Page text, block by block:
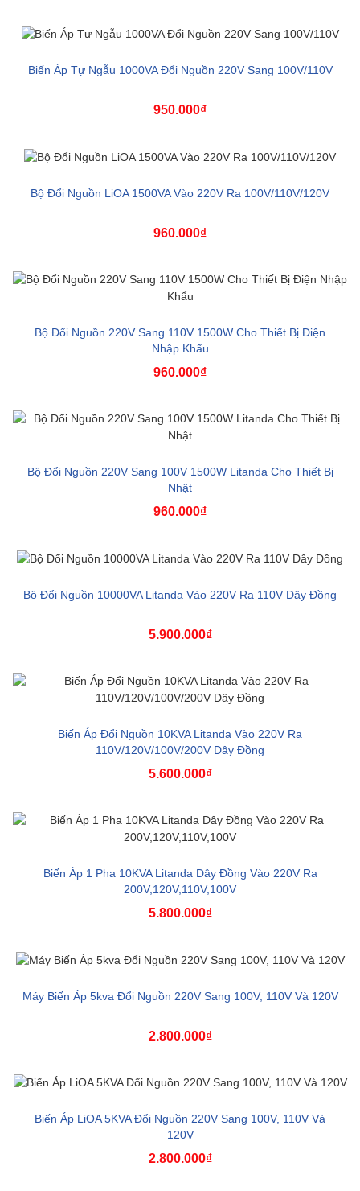
Biến Áp Tự Ngẫu 1000VA Đổi Nguồn 220V Sang 100V/110V
950.000₫
Bộ Đổi Nguồn LiOA 1500VA Vào 220V Ra 100V/110V/120V
960.000₫
Bộ Đổi Nguồn 220V Sang 110V 1500W Cho Thiết Bị Điện
Nhập Khẩu
960.000₫
Bộ Đổi Nguồn 220V Sang 100V 1500W Litanda Cho Thiết Bị
Nhật
960.000₫
Bộ Đổi Nguồn 10000VA Litanda Vào 220V Ra 110V Dây Đồng
5.900.000₫
Biến Áp Đổi Nguồn 10KVA Litanda Vào 220V Ra
110V/120V/100V/200V Dây Đồng
5.600.000₫
Biến Áp 1 Pha 10KVA Litanda Dây Đồng Vào 220V Ra
200V,120V,110V,100V
5.800.000₫
Máy Biến Áp 5kva Đổi Nguồn 220V Sang 100V, 110V Và 120V
2.800.000₫
Biến Áp LiOA 5KVA Đổi Nguồn 220V Sang 100V, 110V Và
120V
2.800.000₫